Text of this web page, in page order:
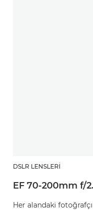
DSLR LENSLERI
EF 70-200mm f/
Her alandaki